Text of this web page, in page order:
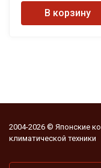
В корзину
2004-2026 © Японские
климатической техники